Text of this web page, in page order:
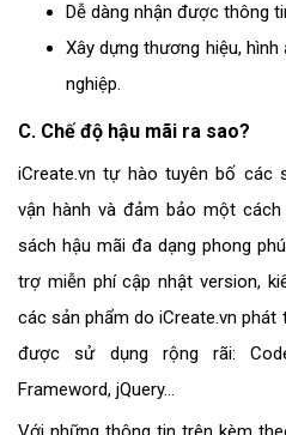
Dễ dàng nhận được thông
Xây dựng thương hiệu,
nghiệp.
C. Chế độ hậu mãi ra sao?
iCreate.vn tự hào tuyên bố các
vận hành và đảm bảo một
sách hậu mãi đa dạng phong
trợ miễn phí cập nhật version,
các sản phẩm doiCreate.vn phát
được sử dụng rộng rãi:
Frameword, jQuery...